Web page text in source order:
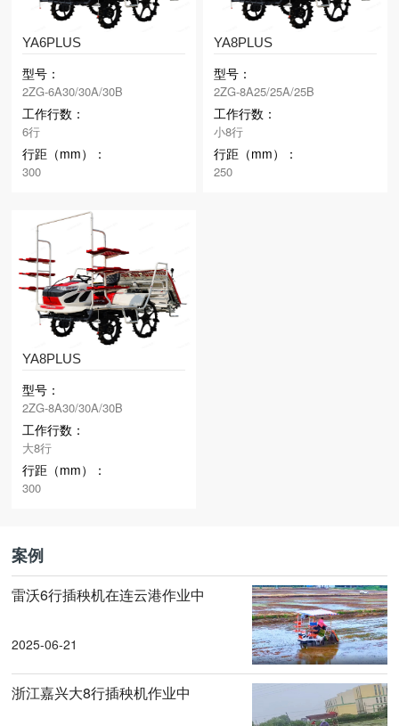
YA6PLUS
型号：
2ZG-6A30/30A/30B
工作行数：
6行
行距（mm）：
300
YA8PLUS
型号：
2ZG-8A25/25A/25B
工作行数：
小8行
行距（mm）：
250
YA8PLUS
型号：
2ZG-8A30/30A/30B
工作行数：
大8行
行距（mm）：
300
案例
雷沃6行插秧机在连云港作业中
2025-06-21
浙江嘉兴大8行插秧机作业中